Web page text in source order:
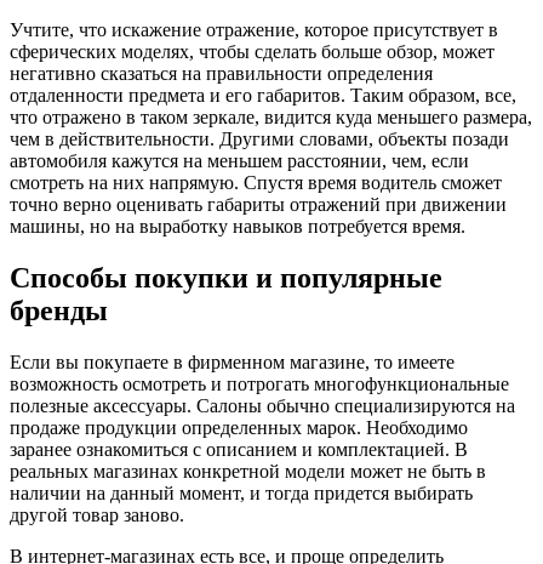
Учтите, что искажение отражение, которое присутствует в
сферических моделях, чтобы сделать больше обзор, может
негативно сказаться на правильности определения
отдаленности предмета и его габаритов. Таким образом, все,
что отражено в таком зеркале, видится куда меньшего размера,
чем в действительности. Другими словами, объекты позади
автомобиля кажутся на меньшем расстоянии, чем, если
смотреть на них напрямую. Спустя время водитель сможет
точно верно оценивать габариты отражений при движении
машины, но на выработку навыков потребуется время.
Способы покупки и популярные
бренды
Если вы покупаете в фирменном магазине, то имеете
возможность осмотреть и потрогать многофункциональные
полезные аксессуары. Салоны обычно специализируются на
продаже продукции определенных марок. Необходимо
заранее ознакомиться с описанием и комплектацией. В
реальных магазинах конкретной модели может не быть в
наличии на данный момент, и тогда придется выбирать
другой товар заново.
В интернет-магазинах есть все, и проще определить